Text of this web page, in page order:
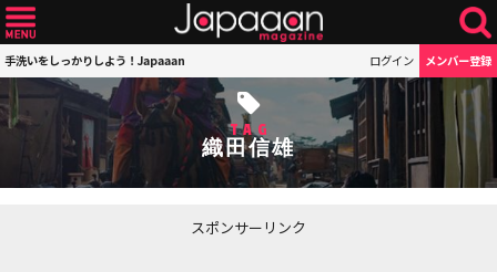
手洗いをしっかりしよう！Japaaan ログイン メンバー登録
TAG
織田信雄
スポンサーリンク